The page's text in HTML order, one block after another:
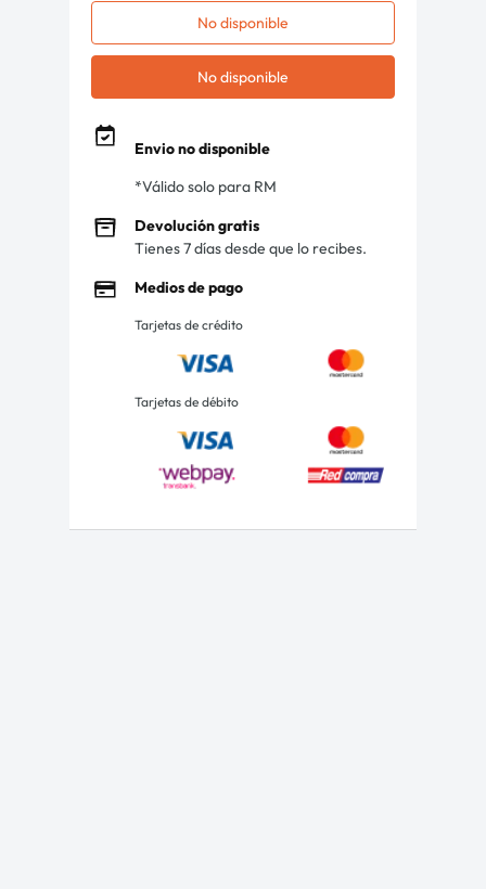
No disponible
No disponible
Envio no disponible
*Válido solo para RM
Devolución gratis
Tienes 7 días desde que lo recibes.
Medios de pago
Tarjetas de crédito
Tarjetas de débito